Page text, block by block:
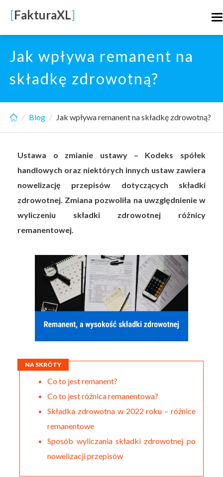
main
content
[FakturaXL]
Jak wpływa remanent na
składkę zdrowotną?
Blog Jak wpływa remanent na składkę zdrowotną?
Ustawa o zmianie ustawy – Kodeks spółek
handlowych oraz niektórych innych ustaw zawiera
nowelizację przepisów dotyczących składki
zdrowotnej. Zmiana pozwoliła na uwzględnienie w
wyliczeniu składki zdrowotnej różnicy
remanentowej.
NA SKRÓTY
Co to jest remanent?
Co to jest różnica remanentowa?
Składka zdrowotna w 2022 roku – różnice
remanentowe
Sposób wyliczania składki zdrowotnej po
nowelizacji przepisów